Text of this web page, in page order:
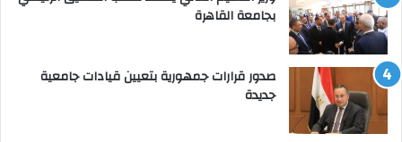
بجامعة القاهرة
صدور قرارات جمهورية بتعيين قيادات جامعية
جديدة